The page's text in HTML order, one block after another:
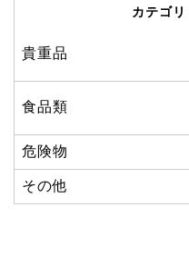
カテゴリ
貴重品
食品類
危険物
その他